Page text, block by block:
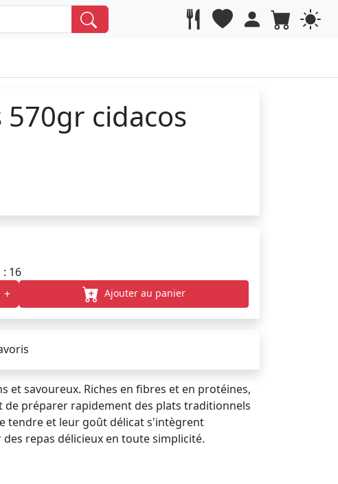
cidacos
16
+ Ajouter au panier
et savoureux. Riches en fibres et en protéines,
de préparer rapidement des plats traditionnels
tendre et leur goût délicat s'intègrent
repas délicieux en toute simplicité.